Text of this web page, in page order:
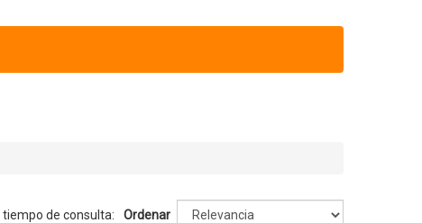
tiempo de consulta:
Ordenar